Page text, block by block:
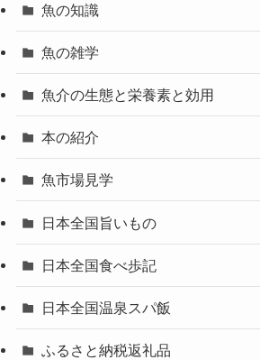
魚の知識
魚の雑学
魚介の生態と栄養素と効用
本の紹介
魚市場見学
日本全国旨いもの
日本全国食べ歩記
日本全国温泉スパ飯
ふるさと納税返礼品